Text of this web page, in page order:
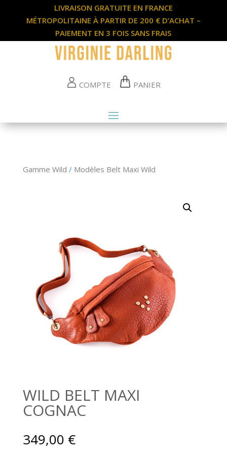
LIVRAISON GRATUITE EN FRANCE
MÉTROPOLITAINE À PARTIR DE 200 € D’ACHAT –
PAIEMENT EN 3 FOIS SANS FRAIS
COMPTE PANIER
Gamme Wild / Modèles Belt Maxi Wild
WILD BELT MAXI
COGNAC
349,00 €